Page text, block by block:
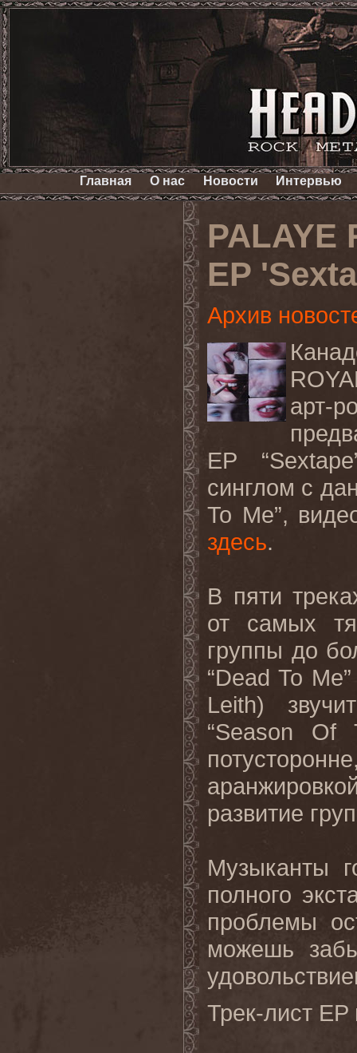
Главная О нас Новости Интервью
PALAYE
EP
Архив
EP
синглом с
To Me”,
здесь.
В пяти
от самых
группы до
“Dead To
Leith)
“Season Of
развитие
Музыканты
полного
проблемы
можешь
Трек-лист